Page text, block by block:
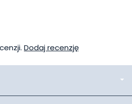
Dodaj recenzję